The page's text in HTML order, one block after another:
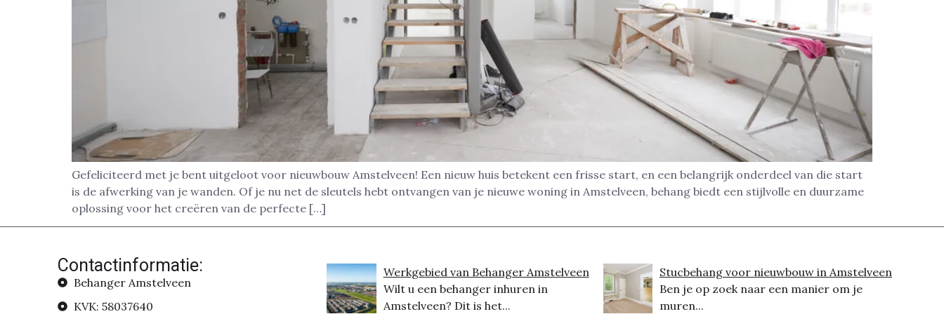
Gefeliciteerd met je bent uitgeloot voor nieuwbouw Amstelveen! Een nieuw huis betekent een frisse start, en een belangrijk onderdeel van die start
is de afwerking van je wanden. Of je nu net de sleutels hebt ontvangen van je nieuwe woning in Amstelveen, behang biedt een stijlvolle en duurzame
oplossing voor het creëren van de perfecte […]
Contactinformatie:
Behanger Amstelveen
KVK: 58037640
Werkgebied van Behanger Amstelveen
Wilt u een behanger inhuren in
Amstelveen? Dit is het...
Stucbehang voor nieuwbouw in Amstelveen
Ben je op zoek naar een manier om je
muren...